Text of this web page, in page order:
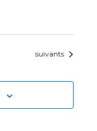
Évènements
suivants